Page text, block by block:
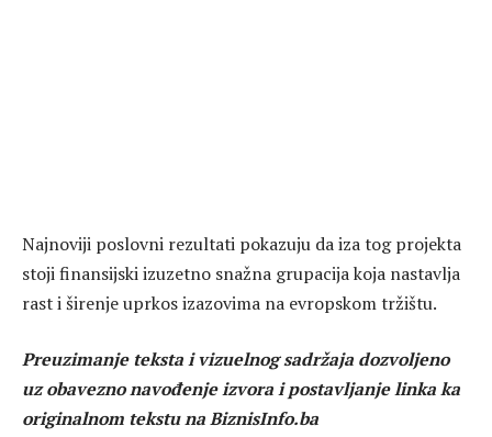
Najnoviji poslovni rezultati pokazuju da iza tog projekta
stoji finansijski izuzetno snažna grupacija koja nastavlja
rast i širenje uprkos izazovima na evropskom tržištu.
Preuzimanje teksta i vizuelnog sadržaja dozvoljeno
uz obavezno navođenje izvora i postavljanje linka ka
originalnom tekstu na BiznisInfo.ba